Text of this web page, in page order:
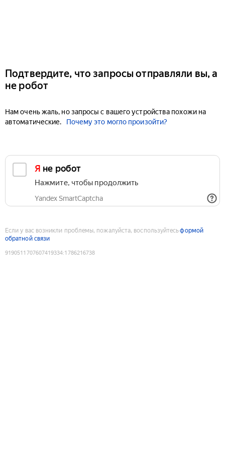
Подтвердите, что запросы отправляли вы, а
не робот
Нам очень жаль, но запросы с вашего устройства похожи на
автоматические.
Почему это могло произойти?
Я не робот
Нажмите, чтобы продолжить
Yandex SmartCaptcha
Если у вас возникли проблемы, пожалуйста, воспользуйтесьформой
обратной связи
9190511707607419334:1786216738